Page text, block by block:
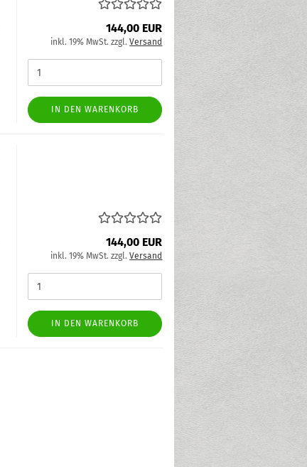
144,00 EUR
inkl. 19% MwSt. zzgl.Versand
IN DEN WARENKORB
144,00 EUR
inkl. 19% MwSt. zzgl.Versand
IN DEN WARENKORB